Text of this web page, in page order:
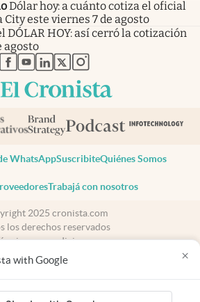
with Google ×
Dólar hoy: a cuánto cotiza el oficial
City este viernes 7 de agosto
DÓLAR HOY: así cerró la cotización
agosto
abre en nueva pestaña
abre en nueva pestaña
abre en nueva pestaña
abre en nueva pestaña
abre en nueva pestaña
WhatsAppSuscribiteQuiénes Somos
Trabajá con nosotros
2025 cronista.com
los derechos reservados
y condiciones
Privacidad
Consentimiento